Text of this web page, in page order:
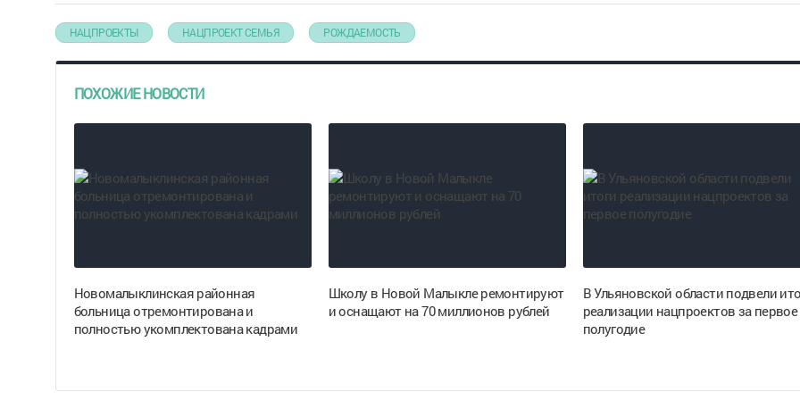
НАЦПРОЕКТЫ НАЦПРОЕКТ СЕМЬЯ РОЖДАЕМОСТЬ
ПОХОЖИЕ НОВОСТИ
Новомалыклинская районная
больница отремонтирована и
полностью укомплектована кадрами
Школу в Новой Малыкле ремонтируют
и оснащают на 70 миллионов рублей
В Ульяновской области подвели
реализации нацпроектов за первое
полугодие